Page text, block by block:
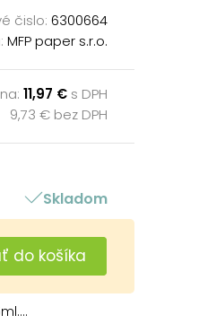
čislo: 6300664
MFP paper s.r.o.
11,97 € s DPH
9,73 € bez DPH
Skladom
do košíka